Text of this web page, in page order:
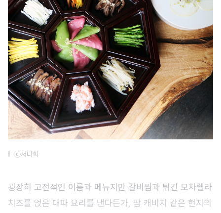
ⓒ서다희
굉장히 고전적인 이름과 메뉴지만 갈비찜과 튀긴 모차렐라
치즈를 얹은 대파 요리를 낸다든가, 팜 캐비지 같은 현지의